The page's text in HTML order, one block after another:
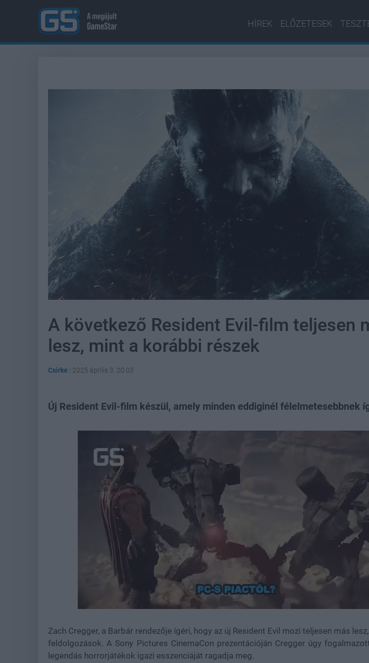
HÍREK ELŐZETESEK
A következő Resident Evil-film teljesen
lesz, mint a korábbi részek
Csirke | 2025 április 3. 20:03
Új Resident Evil-film készül, amely minden eddiginél félelmetesebbnek
44.56%
Zach Cregger, a Barbár rendezője ígéri, hogy az új Resident Evil mozi teljesen más
feldolgozások. A Sony Pictures CinemaCon prezentációján Cregger úgy
legendás horrorjátékok igazi esszenciáját ragadja meg.